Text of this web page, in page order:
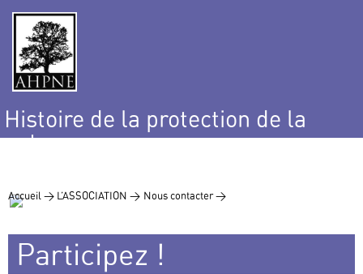
Histoire de la protection de la
nature
Accueil > L’ASSOCIATION > Nous contacter >
Participez !